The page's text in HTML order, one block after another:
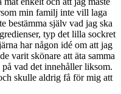
min familj inte vill laga
bestämma själv vad jag ska
typ det lilla sockret
har någon idé om att jag
varit skönare att äta samma
på vad det innehåller liksom.
skulle aldrig få för mig att